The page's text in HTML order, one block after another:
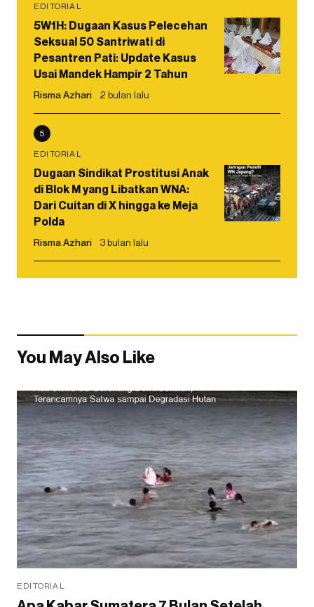
EDITORIAL
5W1H: Dugaan Kasus Pelecehan
Seksual 50 Santriwati di
Pesantren Pati: Update Kasus
Usai Mandek Hampir 2 Tahun
Risma Azhari 2 bulan lalu
5
EDITORIAL
Dugaan Sindikat Prostitusi Anak
di Blok M yang Libatkan WNA:
Dari Cuitan di X hingga ke Meja
Polda
Risma Azhari 3 bulan lalu
You May Also Like
EDITORIAL